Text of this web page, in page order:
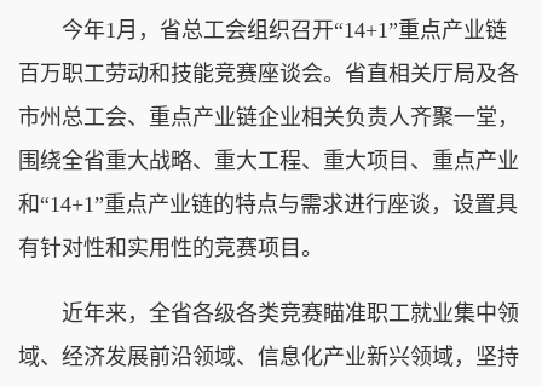
今年1月，省总工会组织召开“14+1”重点产业链
百万职工劳动和技能竞赛座谈会。省直相关厅局及各
市州总工会、重点产业链企业相关负责人齐聚一堂，
围绕全省重大战略、重大工程、重大项目、重点产业
和“14+1”重点产业链的特点与需求进行座谈，设置具
有针对性和实用性的竞赛项目。
近年来，全省各级各类竞赛瞄准职工就业集中领
域、经济发展前沿领域、信息化产业新兴领域，坚持